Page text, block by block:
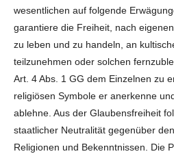
wesentlichen auf folgende
garantiere die Freiheit, nach
zu leben und zu handeln, an
teilzunehmen oder solchen
Art. 4 Abs. 1 GG dem Einzelnen zu
religiösen Symbole er anerkenne
ablehne. Aus der Glaubensfreiheit
staatlicher Neutralität gegenüber
Religionen und Bekenntnissen. Die